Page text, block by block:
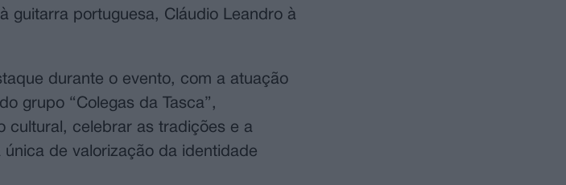
guitarra portuguesa, Cláudio Leandro à
durante o evento, com a atuação
grupo “Colegas da Tasca”,
cultural, celebrar as tradições e a
de valorização da identidade